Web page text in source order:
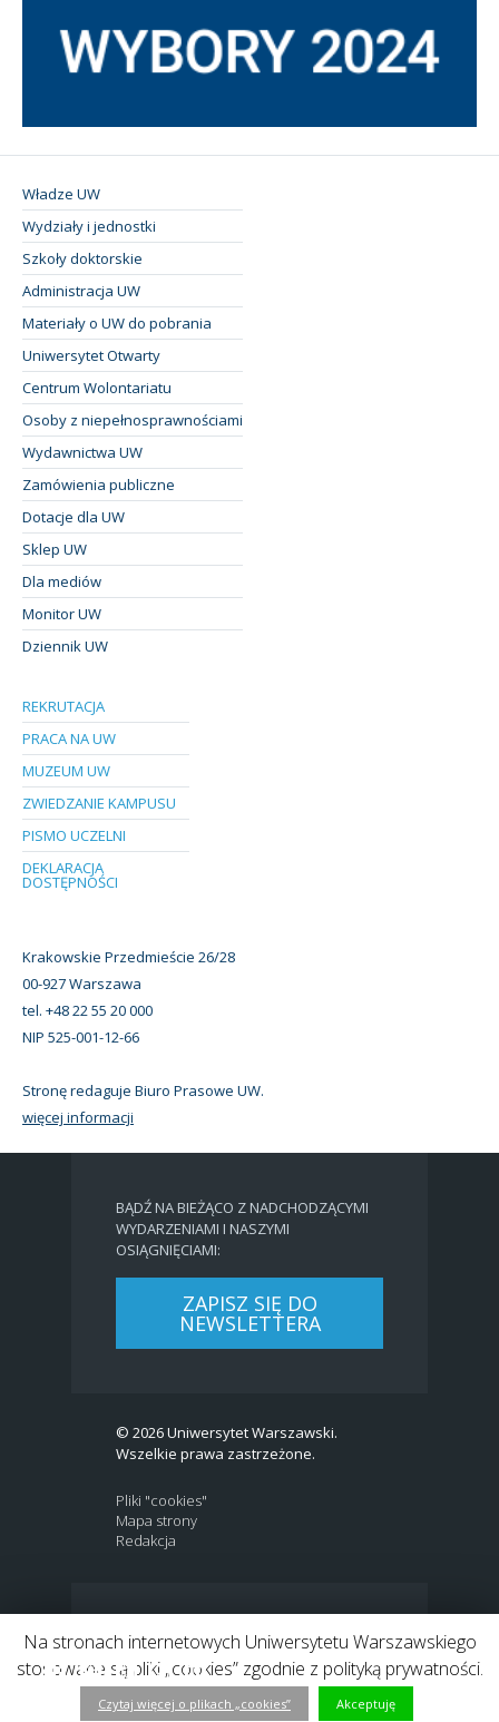
Władze UW
Wydziały i jednostki
Szkoły doktorskie
Administracja UW
Materiały o UW do pobrania
Uniwersytet Otwarty
Centrum Wolontariatu
Osoby z niepełnosprawnościami
Wydawnictwa UW
Zamówienia publiczne
Dotacje dla UW
Sklep UW
Dla mediów
Monitor UW
Dziennik UW
REKRUTACJA
PRACA NA UW
MUZEUM UW
ZWIEDZANIE KAMPUSU
PISMO UCZELNI
DEKLARACJA
DOSTĘPNOŚCI
Krakowskie Przedmieście 26/28
00-927 Warszawa
tel. +48 22 55 20 000
NIP 525-001-12-66
Stronę redaguje Biuro Prasowe UW.
więcej informacji
BĄDŹ NA BIEŻĄCO Z NADCHODZĄCYMI
WYDARZENIAMI I NASZYMI
OSIĄGNIĘCIAMI:
ZAPISZ SIĘ DO
NEWSLETTERA
© 2026 Uniwersytet Warszawski.
Wszelkie prawa zastrzeżone.
Pliki "cookies"
Mapa strony
Redakcja
Link do profilu Facebook
Link to Twitter profile
Link do kanału Youtube
Link do profilu Instagram
Link do profilu LinkedIn
Na stronach internetowych Uniwersytetu Warszawskiego
stosowane są pliki „cookies” zgodnie z polityką prywatności.
Czytaj więcej o plikach „cookies” Akceptuję